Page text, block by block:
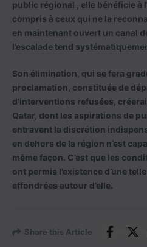
public régional , elle bénéficie à
compris à ceux qui ne la
en maintenant ouvert un canal
l’escalade tend
Son élimination, qui se fera
proclamation, constituée de
d’interventions refusées,
Qatar, dont les aspirations de
entravent la discrétion
en dehors de la région n’est
même façon. C’est que les
ont permis l’existence d’une
effondrées autour d’elle.
Share this Article